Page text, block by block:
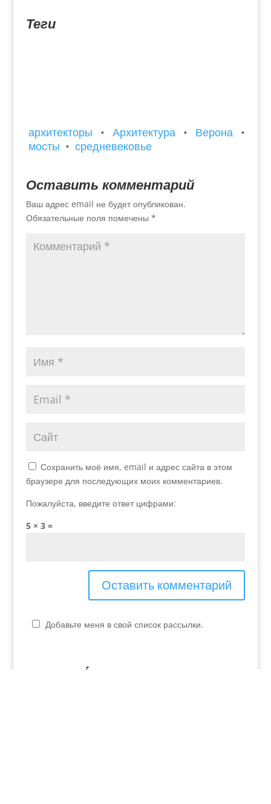
Теги
архитекторы • Архитектура • Верона
•
мосты • средневековье
Оставить комментарий
Ваш адрес email не будет опубликован.
Обязательные поля помечены *
Сохранить моё имя, email и адрес сайта в этом
браузере для последующих моих комментариев.
Пожалуйста, введите ответ цифрами:
5 × 3 =
Добавьте меня в свой список рассылки.